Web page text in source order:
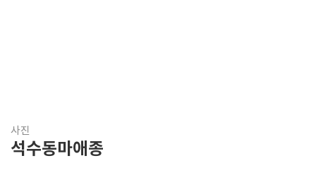
사진
석수동마애종